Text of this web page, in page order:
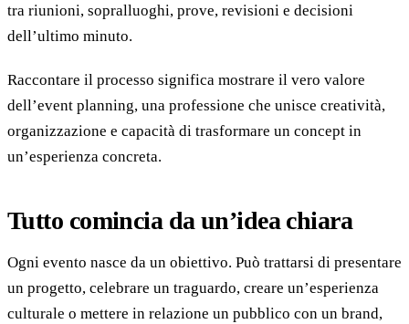
tra riunioni, sopralluoghi, prove, revisioni e decisioni
dell’ultimo minuto.
Raccontare il processo significa mostrare il vero valore
dell’event planning, una professione che unisce creatività,
organizzazione e capacità di trasformare un concept in
un’esperienza concreta.
Tutto comincia da un’idea chiara
Ogni evento nasce da un obiettivo. Può trattarsi di presentare
un progetto, celebrare un traguardo, creare un’esperienza
culturale o mettere in relazione un pubblico con un brand,